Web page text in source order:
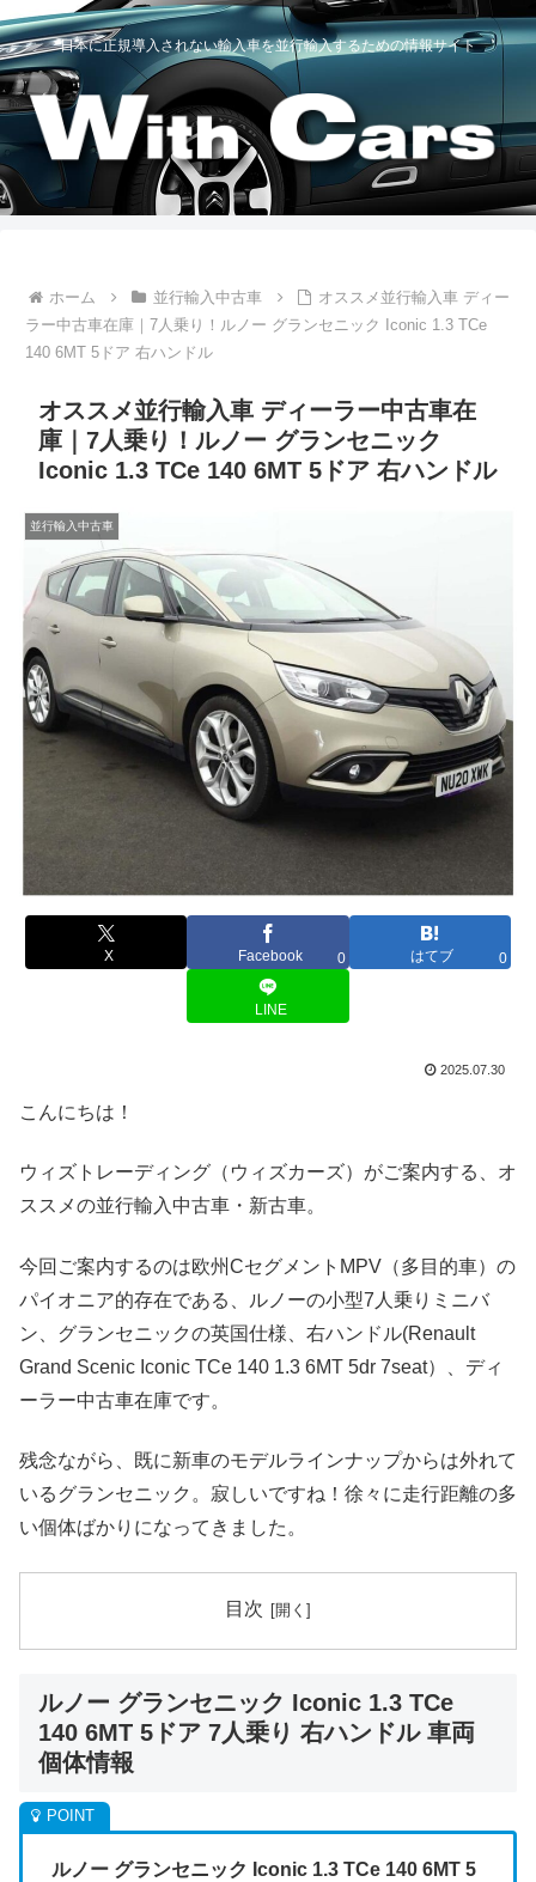
日本に正規導入されない輸入車を並行輸入するための情報サイト
ホーム 並行輸入中古車
オススメ並行輸入車 ディー
ラー中古車在庫｜7人乗り！ルノー グランセニック Iconic 1.3 TCe
140 6MT 5ドア 右ハンドル
オススメ並行輸入車 ディーラー中古車在
庫｜7人乗り！ルノー グランセニック
Iconic 1.3 TCe 140 6MT 5ドア 右ハンドル
並行輸入中古車
X Facebook 0 はてブ 0
LINE
2025.07.30
こんにちは！
ウィズトレーディング（ウィズカーズ）がご案内する、オ
ススメの並行輸入中古車・新古車。
今回ご案内するのは欧州CセグメントMPV（多目的車）の
パイオニア的存在である、ルノーの小型7人乗りミニバ
ン、グランセニックの英国仕様、右ハンドル(Renault
Grand Scenic Iconic TCe 140 1.3 6MT 5dr 7seat）、ディ
ーラー中古車在庫です。
残念ながら、既に新車のモデルラインナップからは外れて
いるグランセニック。寂しいですね！徐々に走行距離の多
い個体ばかりになってきました。
目次
ルノー グランセニック Iconic 1.3 TCe
140 6MT 5ドア 7人乗り 右ハンドル 車両
個体情報
ルノー グランセニック Iconic 1.3 TCe 140 6MT 5